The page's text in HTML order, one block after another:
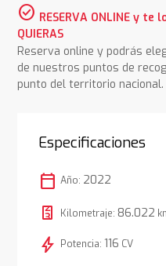
check_circle RESERVA ONLINE y te
QUIERAS
Reserva online y podrás
de nuestros puntos de
punto del territorio nacional.
Especificaciones
calendar_today Año: 2022
Kilometraje: 86.022
bolt Potencia: 116 CV